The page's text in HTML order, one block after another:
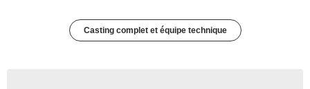
Casting complet et équipe technique